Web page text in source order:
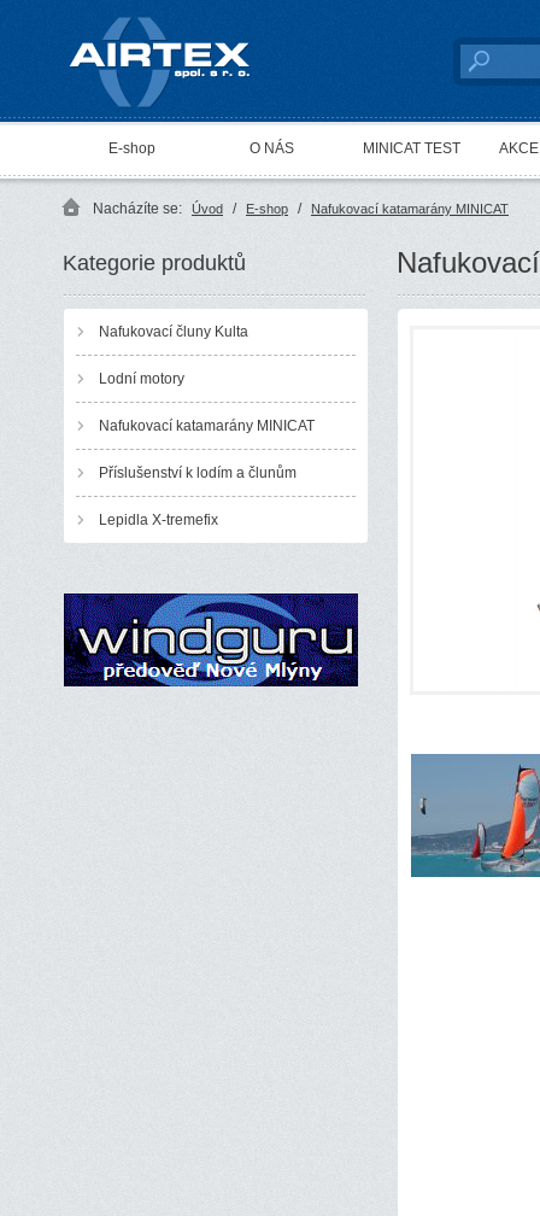
AIRTEX spol. s r. o.
E-shop O NÁS MINICAT TEST
Nacházíte se: Úvod / E-shop / Nafukovací katamarány MINICAT
Kategorie produktů
Nafukovací čluny Kulta
Lodní motory
Nafukovací katamarány MINICAT
Příslušenství k lodím a člunům
Lepidla X-tremefix